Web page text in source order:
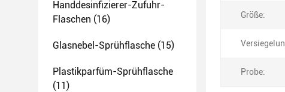
Handdesinfizierer-Zufuhr-
Flaschen (16)
Glasnebel-Sprühflasche (15)
Plastikparfüm-Sprühflasche
(11)
Größe:
Probe: